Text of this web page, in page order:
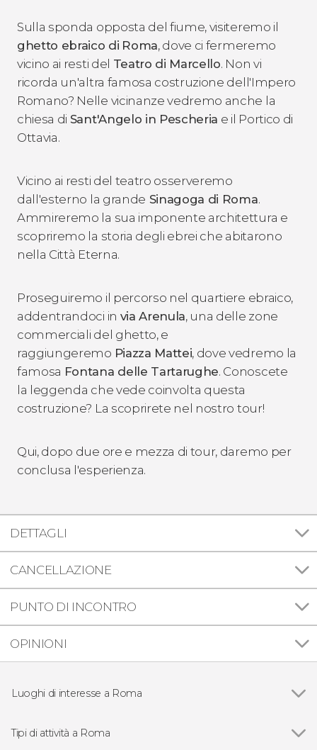
Sulla sponda opposta del fiume, visiteremo il
ghetto ebraico di Roma, dove ci fermeremo
vicino ai resti del Teatro di Marcello. Non vi
ricorda un'altra famosa costruzione dell'Impero
Romano? Nelle vicinanze vedremo anche la
chiesa di Sant'Angelo in Pescheria e il Portico di
Ottavia.
Vicino ai resti del teatro osserveremo
dall'esterno la grande Sinagoga di Roma.
Ammireremo la sua imponente architettura e
scopriremo la storia degli ebrei che abitarono
nella Città Eterna.
Proseguiremo il percorso nel quartiere ebraico,
addentrandoci in via Arenula, una delle zone
commerciali del ghetto, e
raggiungeremo Piazza Mattei, dove vedremo la
famosa Fontana delle Tartarughe. Conoscete
la leggenda che vede coinvolta questa
costruzione? La scoprirete nel nostro tour!
Qui, dopo due ore e mezza di tour, daremo per
conclusa l'esperienza.
DETTAGLI
CANCELLAZIONE
PUNTO DI INCONTRO
OPINIONI
Luoghi di interesse a Roma
Piazza Navona
Tipi di attività a Roma